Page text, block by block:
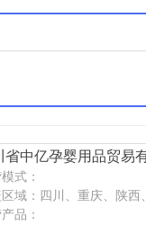
省中亿孕婴用品贸易
式：
域：四川、重庆、陕
品：